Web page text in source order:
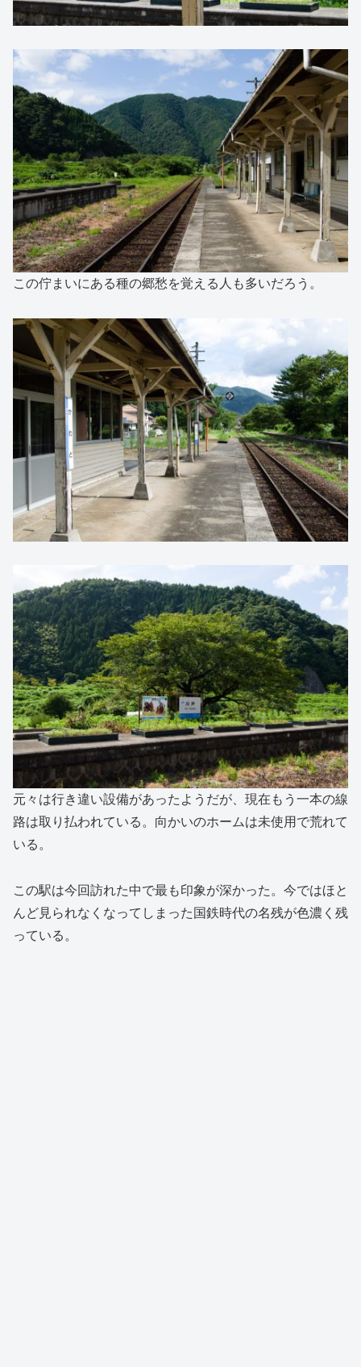
この佇まいにある種の郷愁を覚える人も多いだろう。
元々は行き違い設備があったようだが、現在もう一本の線
路は取り払われている。向かいのホームは未使用で荒れて
いる。
この駅は今回訪れた中で最も印象が深かった。今ではほと
んど見られなくなってしまった国鉄時代の名残が色濃く残
っている。